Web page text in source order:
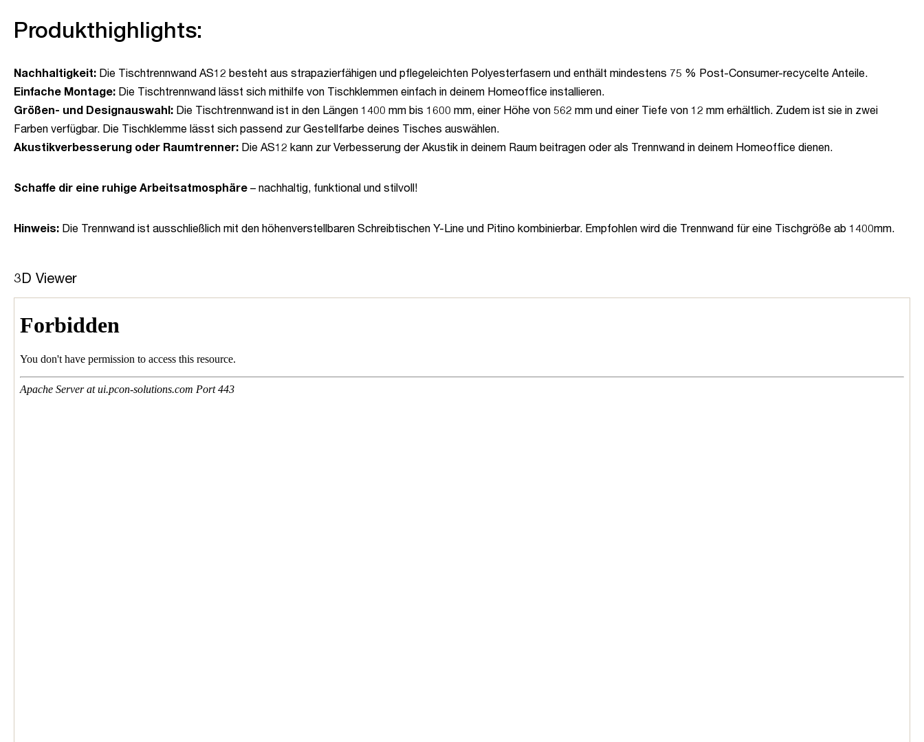
Produkthighlights:
Nachhaltigkeit: Die Tischtrennwand AS12 besteht aus strapazierfähigen und pflegeleichten Polyesterfasern und enthält mindestens 75 % Post-Consumer-recycelte Anteile.
Einfache Montage: Die Tischtrennwand lässt sich mithilfe von Tischklemmen einfach in deinem Homeoffice installieren.
Größen- und Designauswahl: Die Tischtrennwand ist in den Längen 1400 mm bis 1600 mm, einer Höhe von 562 mm und einer Tiefe von 12 mm erhältlich. Zudem ist sie in zwei
Farben verfügbar. Die Tischklemme lässt sich passend zur Gestellfarbe deines Tisches auswählen.
Akustikverbesserung oder Raumtrenner: Die AS12 kann zur Verbesserung der Akustik in deinem Raum beitragen oder als Trennwand in deinem Homeoffice dienen.
Schaffe dir eine ruhige Arbeitsatmosphäre – nachhaltig, funktional und stilvoll!
Hinweis: Die Trennwand ist ausschließlich mit den höhenverstellbaren Schreibtischen Y-Line und Pitino kombinierbar. Empfohlen wird die Trennwand für eine Tischgröße ab 1400mm.
3D Viewer